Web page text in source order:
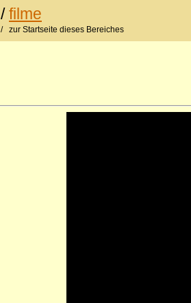
/filme
/ zur Startseite dieses Bereiches